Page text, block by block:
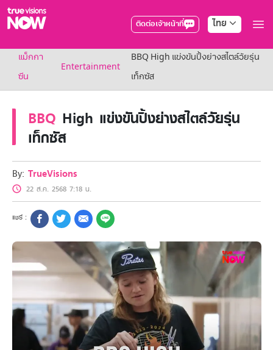
ติดต่อเจ้าหน้าที่ ไทย
True AF2026
แพ็กเกจ
NOW SPORTS
NOW Muay Thai
แพ็กเกจทรูวิชันส์นาวทั้งหมด
เคเบิลและจานดาวเทียม
สิทธิพิเศษ
สิทธิพิเศษลูกค้าทรูวิชั่นส์
Showtime
HoReCa
แพ็กเกจสำหรับผู้ประกอบการ
หาร้านร่วมรายการ
FAQs
แม็กกา
ซีน
Entertainment
BBQ High แข่งขันปิ้งย่างสไตล์วัยรุ่น
เท็กซัส
BBQ High แข่งขันปิ้งย่างสไตล์วัยรุ่น
เท็กซัส
By: TrueVisions
22 ส.ค. 2568 7:18 น.